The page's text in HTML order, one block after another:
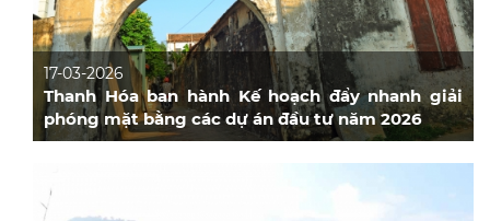
17-03-2026
Thanh Hóa ban hành Kế hoạch đẩy nhanh giải
phóng mặt bằng các dự án đầu tư năm 2026